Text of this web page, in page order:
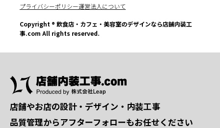
プライバシーポリシー運営法人について
Copyright ® 飲食店・カフェ・美容室のデザインなら店舗内装工
事.com All rights reserved.
店舗やお店の設計・デザイン・内装工事
品質管理からアフターフォローもお任せください